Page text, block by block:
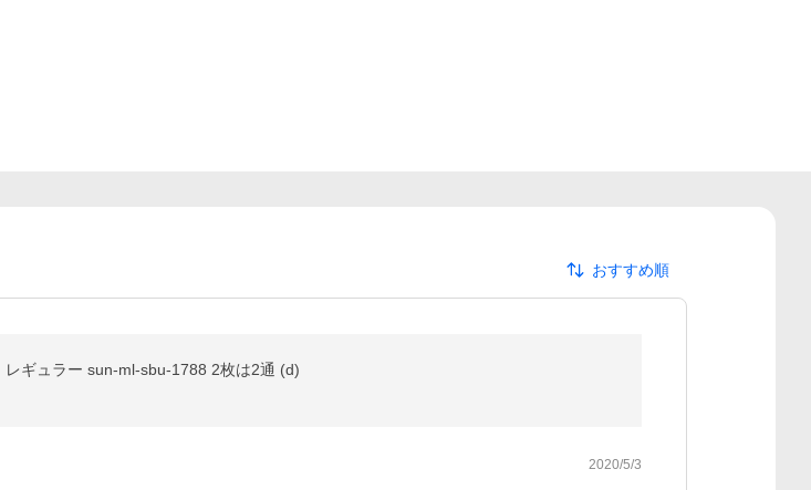
おすすめ順
ギュラー sun-ml-sbu-1788 2枚は2通 (d)
2020/5/3